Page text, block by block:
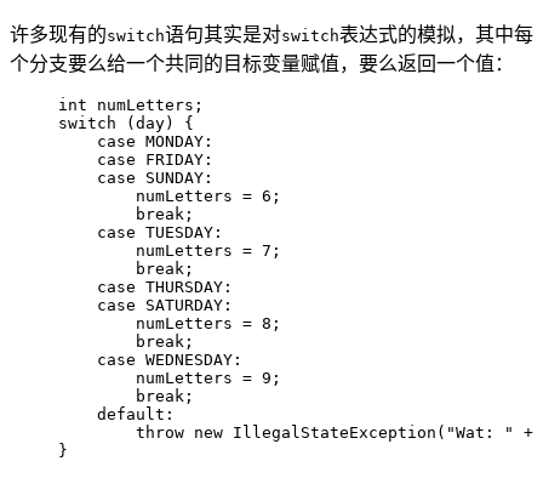
许多现有的switch语句其实是对switch表达式的模拟，其中每
个分支要么给一个共同的目标变量赋值，要么返回一个值：
int numLetters ;
switch (day) {
case MONDAY :
case FRIDAY :
case SUNDAY :
numLetters = 6 ;
break ;
case TUESDAY :
numLetters = 7 ;
break ;
case THURSDAY :
case SATURDAY :
numLetters = 8 ;
break ;
case WEDNESDAY :
numLetters = 9 ;
break ;
default:
throw new IllegalStateException ( "Wat: " +
}